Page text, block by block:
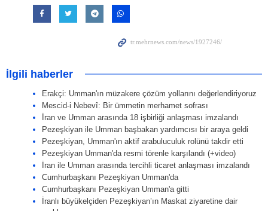
İlgili haberler
Erakçi: Umman'ın müzakere çözüm yollarını değerlendiriyoruz
Mescid-i Nebevî: Bir ümmetin merhamet sofrası
İran ve Umman arasında 18 işbirliği anlaşması imzalandı
Pezeşkiyan ile Umman başbakan yardımcısı bir araya geldi
Pezeşkiyan, Umman'ın aktif arabuluculuk rolünü takdir etti
Pezeşkiyan Umman'da resmi törenle karşılandı (+video)
İran ile Umman arasında tercihli ticaret anlaşması imzalandı
Cumhurbaşkanı Pezeşkiyan Umman'da
Cumhurbaşkanı Pezeşkiyan Umman'a gitti
İranlı büyükelçiden Pezeşkiyan’ın Maskat ziyaretine dair